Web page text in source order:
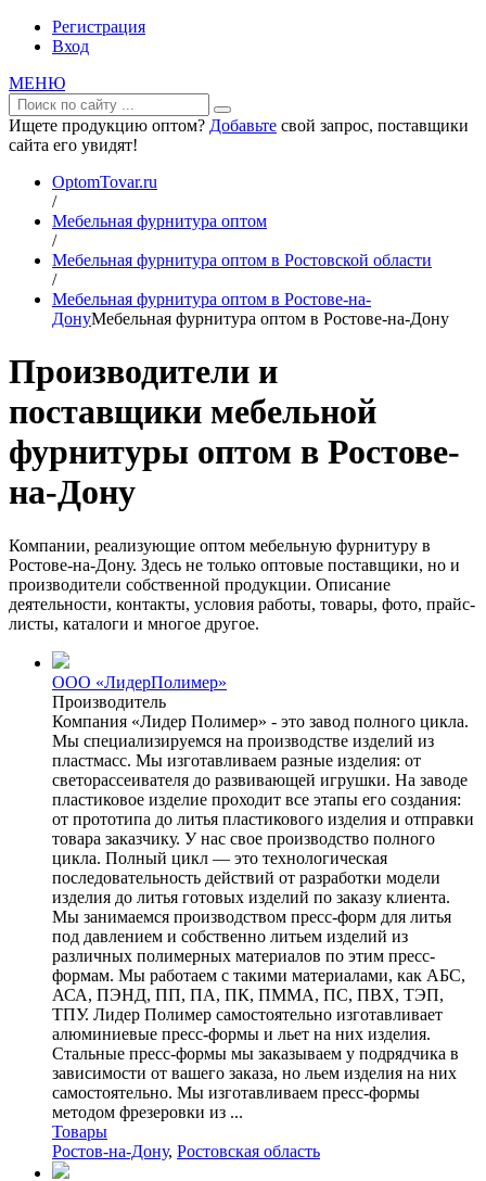
Регистрация
Вход
МЕНЮ
Ищете продукцию оптом? Добавьте свой запрос, поставщики
сайта его увидят!
OptomTovar.ru
/
Мебельная фурнитура оптом
/
Мебельная фурнитура оптом в Ростовской области
/
Мебельная фурнитура оптом в Ростове-на-
ДонуМебельная фурнитура оптом в Ростове-на-Дону
Производители и
поставщики мебельной
фурнитуры оптом в Ростове-
на-Дону
Компании, реализующие оптом мебельную фурнитуру в
Ростове-на-Дону. Здесь не только оптовые поставщики, но и
производители собственной продукции. Описание
деятельности, контакты, условия работы, товары, фото, прайс-
листы, каталоги и многое другое.
ООО «ЛидерПолимер»
Производитель
Компания «Лидер Полимер» - это завод полного цикла.
Мы специализируемся на производстве изделий из
пластмасс. Мы изготавливаем разные изделия: от
светорассеивателя до развивающей игрушки. На заводе
пластиковое изделие проходит все этапы его создания:
от прототипа до литья пластикового изделия и отправки
товара заказчику. У нас свое производство полного
цикла. Полный цикл — это технологическая
последовательность действий от разработки модели
изделия до литья готовых изделий по заказу клиента.
Мы занимаемся производством пресс-форм для литья
под давлением и собственно литьем изделий из
различных полимерных материалов по этим пресс-
формам. Мы работаем с такими материалами, как АБС,
АСА, ПЭНД, ПП, ПА, ПК, ПММА, ПС, ПВХ, ТЭП,
ТПУ. Лидер Полимер самостоятельно изготавливает
алюминиевые пресс-формы и льет на них изделия.
Стальные пресс-формы мы заказываем у подрядчика в
зависимости от вашего заказа, но льем изделия на них
самостоятельно. Мы изготавливаем пресс-формы
методом фрезеровки из ...
Товары
Ростов-на-Дону, Ростовская область